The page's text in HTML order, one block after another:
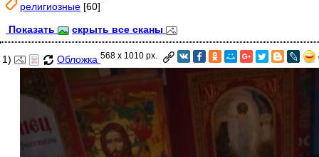
религиозные [60]
Показать
скрыть все сканы
1) Обложка 568 x 1010 px.